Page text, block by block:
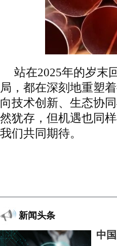
站在2025年的岁末
局，都在深刻地重塑
向技术创新、生态协
然犹存，但机遇也同
我们共同期待。
新闻头条
中